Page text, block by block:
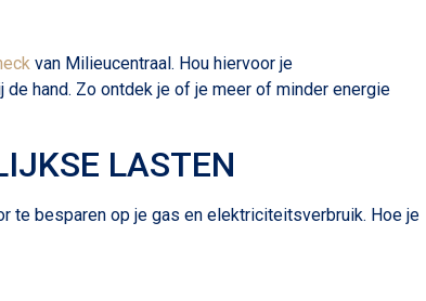
van Milieucentraal. Hou hiervoor je
hand. Zo ontdek je of je meer of minder energie
LASTEN
te besparen op je gas en elektriciteitsverbruik. Hoe je